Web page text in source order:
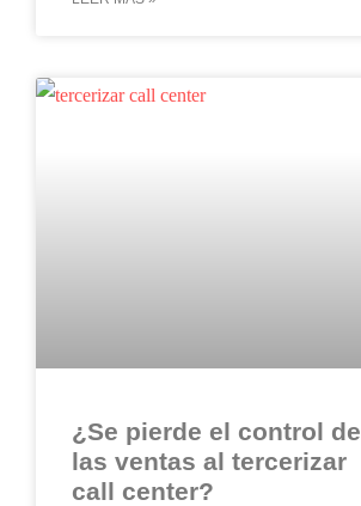
¿Se pierde el control de
las ventas al tercerizar
call center?